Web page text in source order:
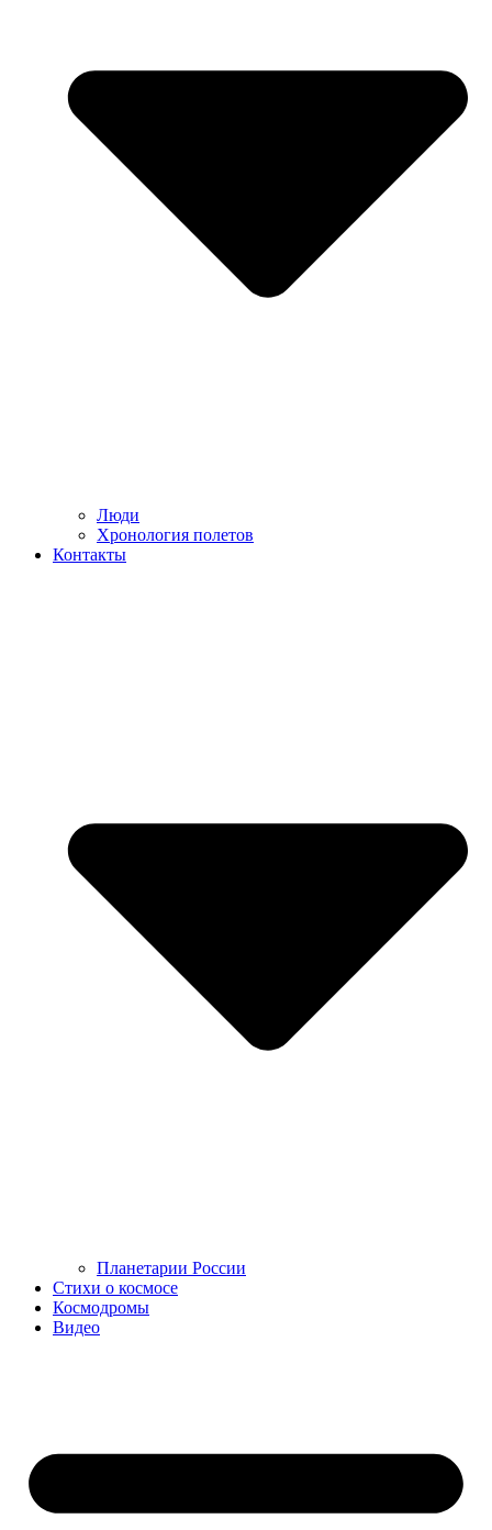
Люди
Хронология полетов
Контакты
Планетарии России
Стихи о космосе
Космодромы
Видео